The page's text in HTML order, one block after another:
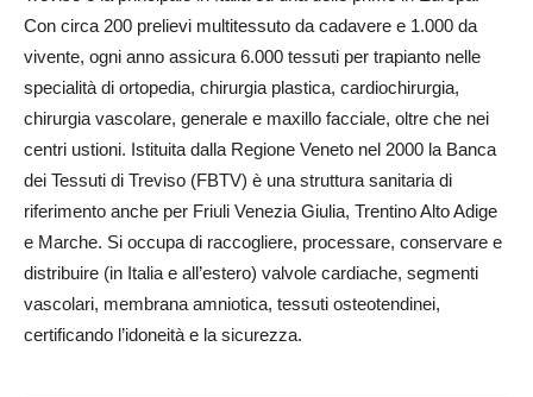
Con circa 200 prelievi multitessuto da cadavere e 1.000 da
vivente, ogni anno assicura 6.000 tessuti per trapianto nelle
specialità di ortopedia, chirurgia plastica, cardiochirurgia,
chirurgia vascolare, generale e maxillo facciale, oltre che nei
centri ustioni. Istituita dalla Regione Veneto nel 2000 la Banca
dei Tessuti di Treviso (FBTV) è una struttura sanitaria di
riferimento anche per Friuli Venezia Giulia, Trentino Alto Adige
e Marche. Si occupa di raccogliere, processare, conservare e
distribuire (in Italia e all’estero) valvole cardiache, segmenti
vascolari, membrana amniotica, tessuti osteotendinei,
certificando l’idoneità e la sicurezza.